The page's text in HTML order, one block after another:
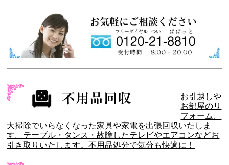
お引越しや
お部屋のリ
フォーム、
大掃除でいらなくなった家具や家電を出張回収いたしま
す。テーブル・タンス・故障したテレビやエアコンなどお
引き取りいたします。不用品処分で気分も快適に！